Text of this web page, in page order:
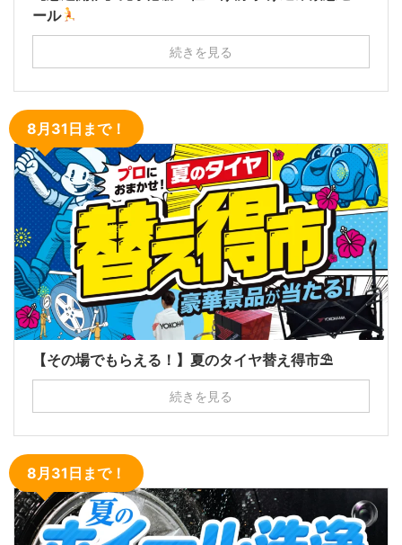
ール
続きを見る
8月31日まで！
【その場でもらえる！】夏のタイヤ替え得市⛱
続きを見る
8月31日まで！